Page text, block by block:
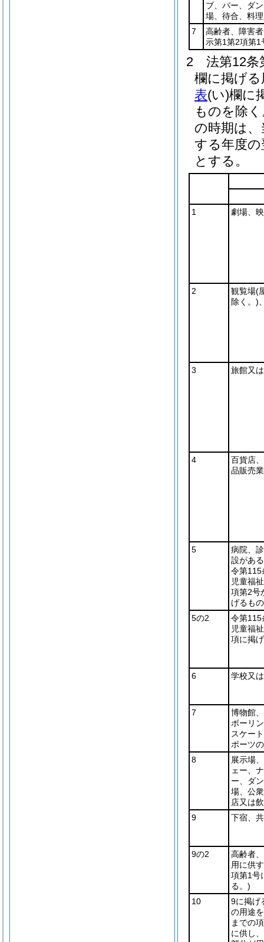
ブ、バー、ダ
場、待合、料
7
高齢者、障害
示第1第2項第1
2
法第12条
欄に掲げ
表(い)欄に
ものを除
の時期は
する年度
とする。
1 劇場、
2 観覧場(
除く。)
3 旅館又
4
百貨店
品販売
5
病院、
設があ
令第115
児童福
項第2号
げるも
5の2
令第115
児童福
項に掲
6 学校又
7
博物館
ボーリ
スケー
ポーツ
8
展示場
ェー、
ー、ダ
場、公
店又は
9
下宿、
9の2
高齢者
用に供
項第1号
る。)
10
9に掲げ
の用途
までの項
に供し